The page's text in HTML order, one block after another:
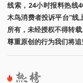
线索，24小时报料热线
木鸟消费者投诉平台”线
所有，未经授权不得转
尊重原创的行为我们将追